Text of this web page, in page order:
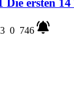
Die ersten
0 746